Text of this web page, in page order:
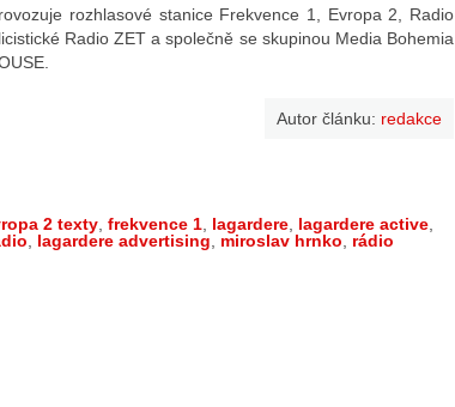
rozhlasové stanice Frekvence 1, Evropa 2, Radio
Radio ZET a společně se skupinou Media Bohemia
Autor článku: redakce
2 texty frekvence 1 lagardere lagardere active
lagardere advertising miroslav hrnko
rádio